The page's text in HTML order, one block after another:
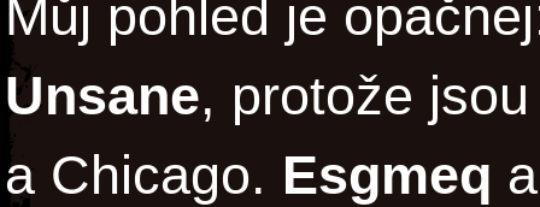
Můj pohled je
Unsane, protože
a Chicago. Esgmeq